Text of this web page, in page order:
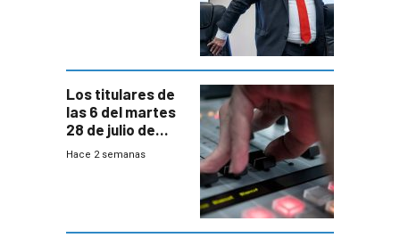
Los titulares de
las 6 del martes
28 de julio de
2026
Hace 2 semanas